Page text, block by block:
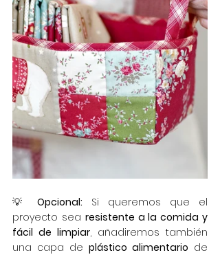
💡 Opcional: Si queremos que el
proyecto sea resistente a la comida y
fácil de limpiar, añadiremos también
una capa de plástico alimentario